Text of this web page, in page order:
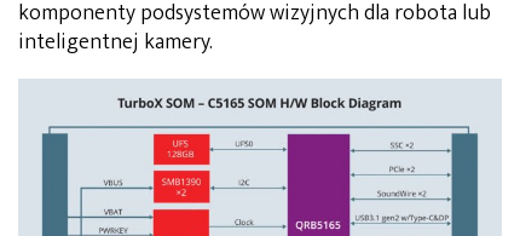
komponenty podsystemów wizyjnych dla robota lub
inteligentnej kamery.